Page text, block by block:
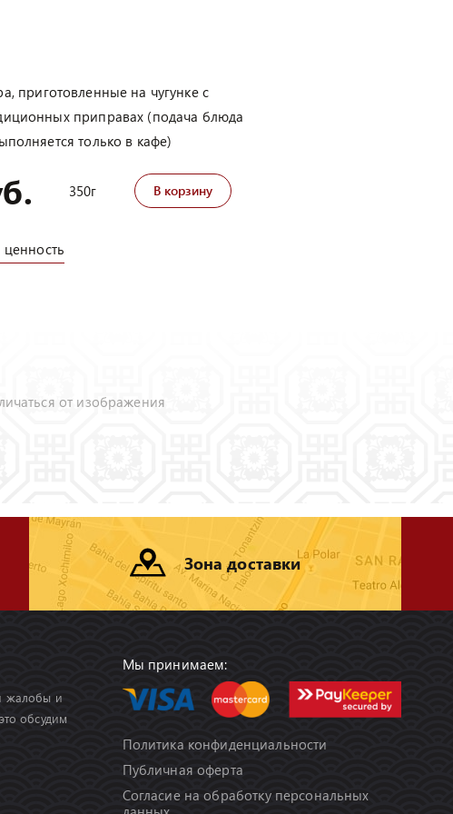
приготовленные на чугунке с
приправах (подача блюда
только в кафе)
350г В корзину
ценность
от изображения
Зона доставки
жалобы и
обсудим
Мы принимаем:
Политика конфиденциальности
Публичная оферта
Согласие на обработку персональных